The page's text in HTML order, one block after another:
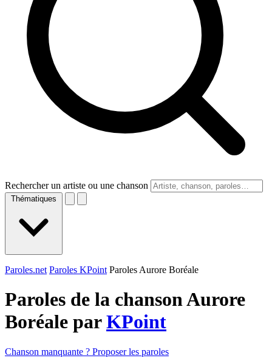
Rechercher un artiste ou une chanson
Thématiques
Paroles.net Paroles KPoint Paroles Aurore Boréale
Paroles de la chanson Aurore
Boréale parKPoint
Chanson manquante ? Proposer les paroles